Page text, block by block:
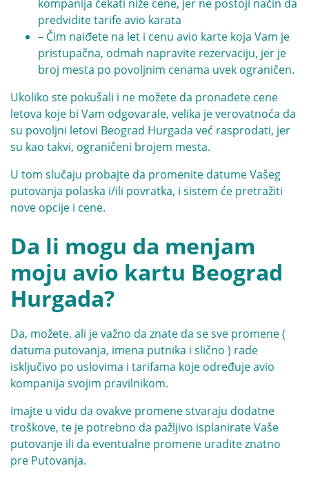
kompanija čekati niže cene, jer ne postoji način da
predvidite tarife avio karata
– Čim naiđete na let i cenu avio karte koja Vam je
pristupačna, odmah napravite rezervaciju, jer je
broj mesta po povoljnim cenama uvek ograničen.
Ukoliko ste pokušali i ne možete da pronađete cene
letova koje bi Vam odgovarale, velika je verovatnoća da
su povoljni letovi Beograd Hurgada već rasprodati, jer
su kao takvi, ograničeni brojem mesta.
U tom slučaju probajte da promenite datume Vašeg
putovanja polaska i/ili povratka, i sistem će pretražiti
nove opcije i cene.
Da li mogu da menjam
moju avio kartu Beograd
Hurgada?
Da, možete, ali je važno da znate da se sve promene (
datuma putovanja, imena putnika i slično ) rade
isključivo po uslovima i tarifama koje određuje avio
kompanija svojim pravilnikom.
Imajte u vidu da ovakve promene stvaraju dodatne
troškove, te je potrebno da pažljivo isplanirate Vaše
putovanje ili da eventualne promene uradite znatno
pre Putovanja.